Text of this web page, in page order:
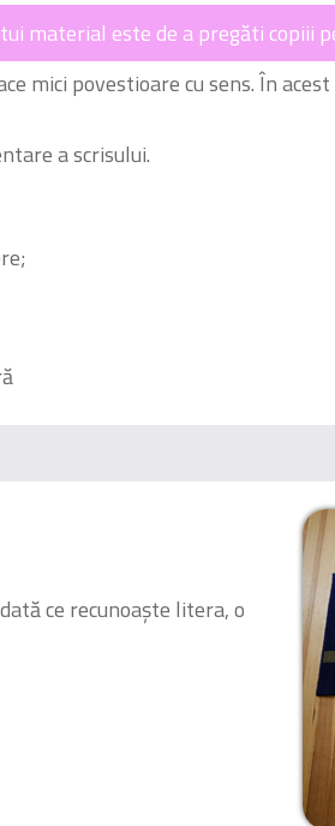
material este de a pregăti copiii
mici povestioare cu sens. În
a scrisului.
ce recunoaște litera, o